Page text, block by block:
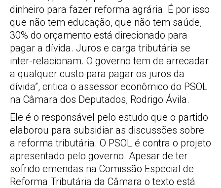
dinheiro para fazer reforma agrária. É por isso
que não tem educação, que não tem saúde,
30% do orçamento está direcionado para
pagar a dívida. Juros e carga tributária se
inter-relacionam. O governo tem de arrecadar
a qualquer custo para pagar os juros da
dívida”, critica o assessor econômico do PSOL
na Câmara dos Deputados, Rodrigo Ávila.
Ele é o responsável pelo estudo que o partido
elaborou para subsidiar as discussões sobre
a reforma tributária. O PSOL é contra o projeto
apresentado pelo governo. Apesar de ter
sofrido emendas na Comissão Especial de
Reforma Tributária da Câmara o texto está